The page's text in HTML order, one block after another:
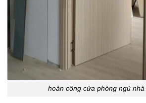
hoàn công cửa phòng ngủ nhà